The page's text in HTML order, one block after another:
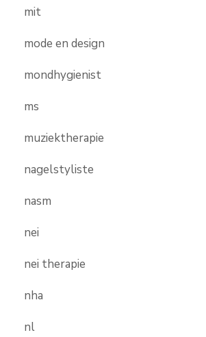
mit
mode en design
mondhygienist
ms
muziektherapie
nagelstyliste
nasm
nei
nei therapie
nha
nl